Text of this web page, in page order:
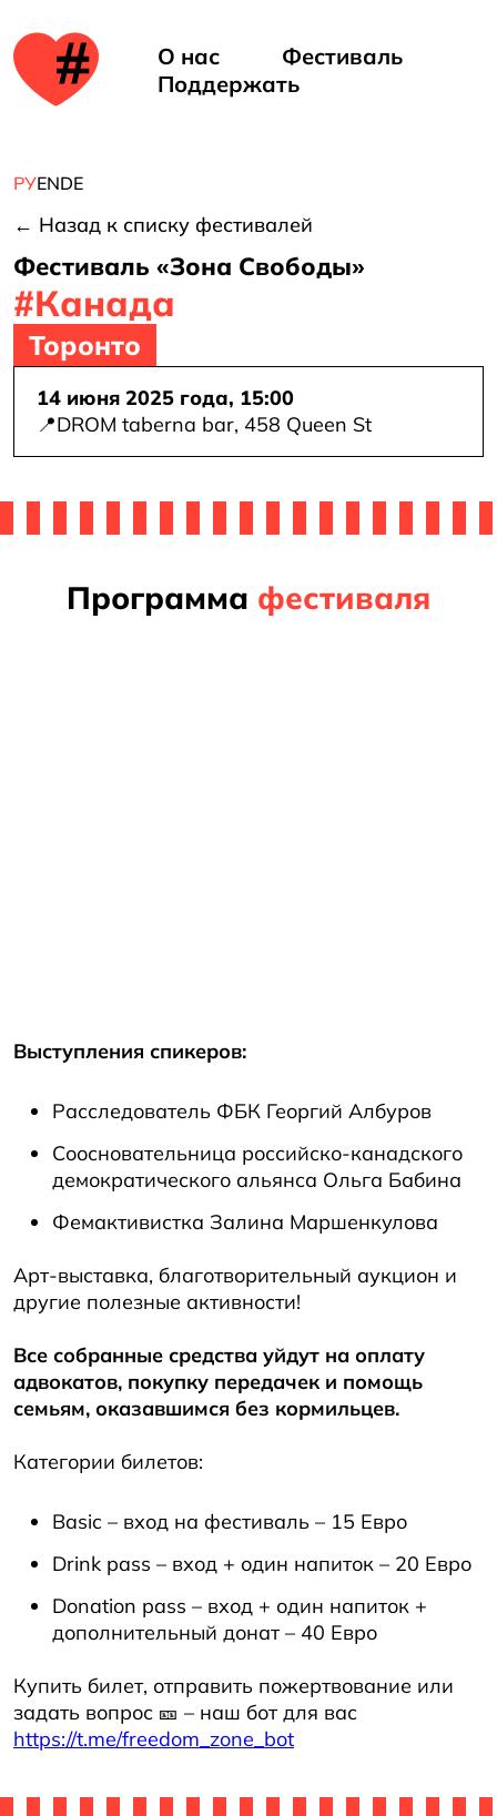
О нас
Фестиваль
Поддержать
РУENDE
← Назад к списку фестивалей
Фестиваль «Зона Свободы»
#Канада
Торонто
14 июня 2025 года, 15:00
📍DROM taberna bar, 458 Queen St
Программа фестиваля
Выступления спикеров:
Расследователь ФБК Георгий Албуров
Соосновательница российско-канадского
демократического альянса Ольга Бабина
Фемактивистка Залина Маршенкулова
Арт-выставка, благотворительный аукцион и
другие полезные активности!
Все собранные средства уйдут на оплату
адвокатов, покупку передачек и помощь
семьям, оказавшимся без кормильцев.
Категории билетов:
Basic – вход на фестиваль – 15 Евро
Drink pass – вход + один напиток – 20 Евро
Donation pass – вход + один напиток +
дополнительный донат – 40 Евро
Купить билет, отправить пожертвование или
задать вопрос 🎫 – наш бот для вас
https://t.me/freedom_zone_bot